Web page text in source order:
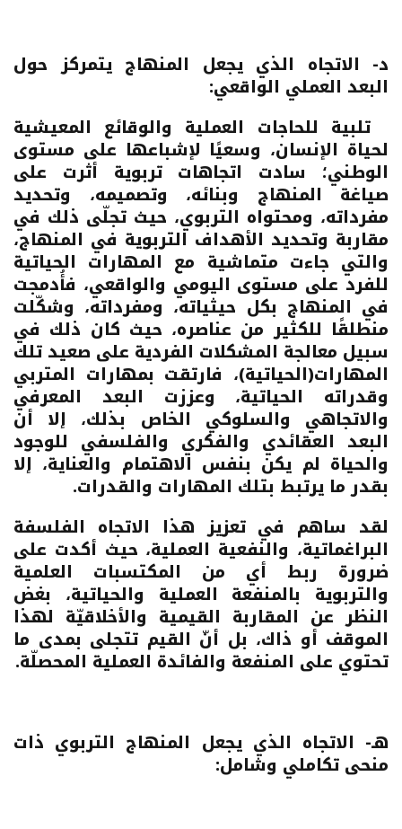
د- الاتجاه الذي يجعل المنهاج يتمركز حول
البعد العملي الواقعي:
تلبية للحاجات العملية والوقائع المعيشية
لحياة الإنسان، وسعيًا لإشباعها على مستوى
الوطني؛ سادت اتجاهات تربوية أثرت على
صياغة المنهاج وبنائه، وتصميمه، وتحديد
مفرداته، ومحتواه التربوي، حيث تجلّى ذلك في
مقاربة وتحديد الأهداف التربوية في المنهاج،
والتي جاءت متماشية مع المهارات الحياتية
للفرد على مستوى اليومي والواقعي، فأُدمجت
في المنهاج بكل حيثياته، ومفرداته، وشكّلت
منطلقًا للكثير من عناصره، حيث كان ذلك في
سبيل معالجة المشكلات الفردية على صعيد تلك
المهارات(الحياتية)، فارتقت بمهارات المتربي
وقدراته الحياتية، وعززت البعد المعرفي
والاتجاهي والسلوكي الخاص بذلك، إلا أن
البعد العقائدي والفكري والفلسفي للوجود
والحياة لم يكن بنفس الاهتمام والعناية، إلا
بقدر ما يرتبط بتلك المهارات والقدرات.
لقد ساهم في تعزيز هذا الاتجاه الفلسفة
البراغماتية، والنفعية العملية، حيث أكدت على
ضرورة ربط أي من المكتسبات العلمية
والتربوية بالمنفعة العملية والحياتية، بغض
النظر عن المقاربة القيمية والأخلاقيّة لهذا
الموقف أو ذاك، بل أنّ القيم تتجلى بمدى ما
تحتوي على المنفعة والفائدة العملية المحصلّة.
هـ- الاتجاه الذي يجعل المنهاج التربوي ذات
منحى تكاملي وشامل: